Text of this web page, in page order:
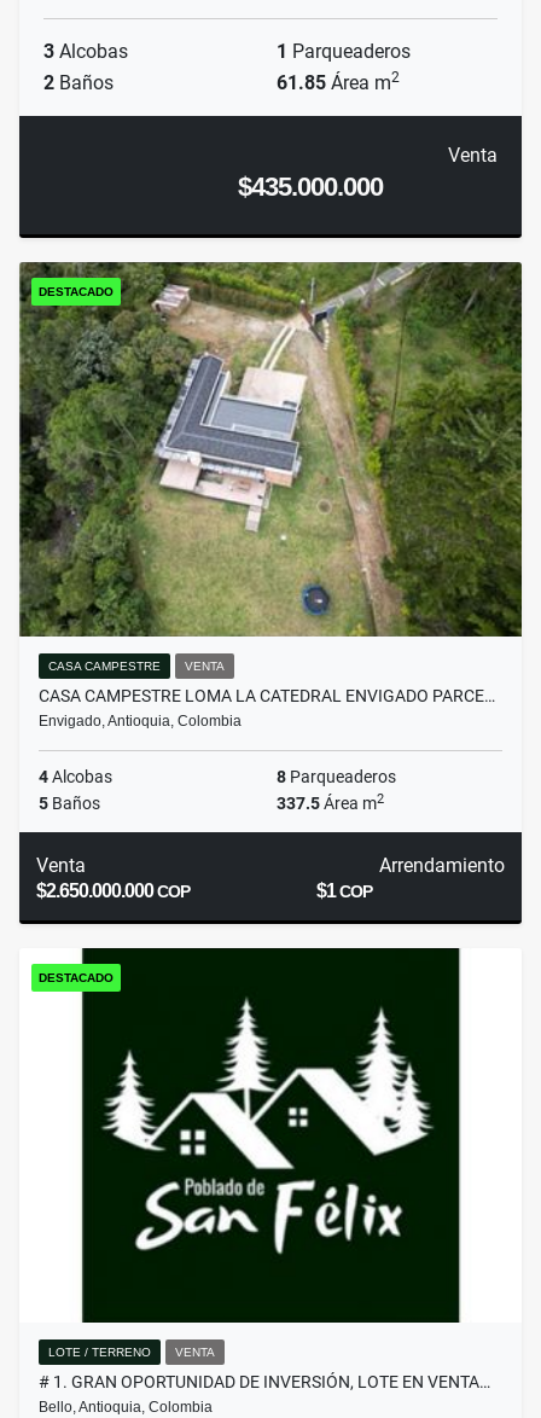
3 Alcobas 1 Parqueaderos
2 Baños 61.85 Área m2
Venta
$435.000.000
DESTACADO
CASA CAMPESTRE VENTA
CASA CAMPESTRE LOMA LA CATEDRAL ENVIGADO PARCE…
Envigado, Antioquia, Colombia
4Alcobas 8 Parqueaderos
5 Baños 337.5Área m2
Venta
$2.650.000.000COP
Arrendamiento
$1COP
DESTACADO
LOTE / TERRENO VENTA
# 1. GRAN OPORTUNIDAD DE INVERSIÓN, LOTE EN VENTA…
Bello, Antioquia, Colombia